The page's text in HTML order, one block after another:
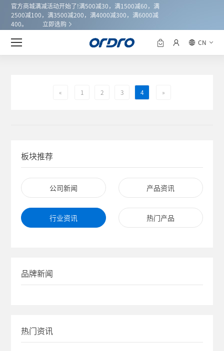
官方商城满减活动开始了!满500减30，满1500减60，满
2500减100，满3500减200，满4000减300，满6000减
400。
立即选购
CN
行业资讯
« 1 2 3 4 »
板块推荐
公司新闻 产品资讯
行业资讯 热门产品
品牌新闻
热门资讯